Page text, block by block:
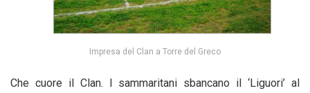
Impresa del Clan a Torre del Greco
Che cuore il Clan. I sammaritani sbancano il ‘Liguori’ al